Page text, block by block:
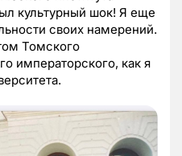
культурный шок! Я еще
своих намерений.
Томского
императорского, как я